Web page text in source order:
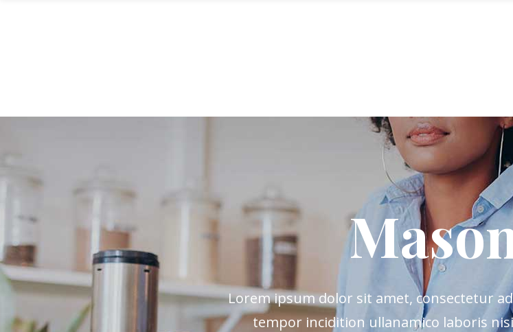
Lorem ipsum dolor sit amet, consectetur
tempor incidition ullanamico laboris